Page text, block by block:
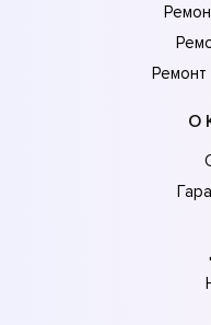
Ремонт
О